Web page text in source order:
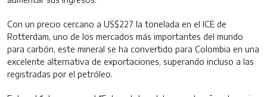
Con un precio cercano a US$227 la tonelada en el ICE de
Rotterdam, uno de los mercados más importantes del mundo
para carbón, este mineral se ha convertido para Colombia en una
excelente alternativa de exportaciones, superando incluso a las
registradas por el petróleo.